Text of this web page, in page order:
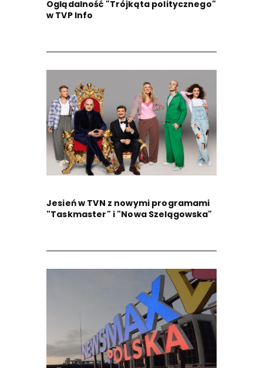
Oglądalność "Trójkąta politycznego"
w TVP Info
Jesień w TVN z nowymi programami
"Taskmaster" i "Nowa Szelągowska"